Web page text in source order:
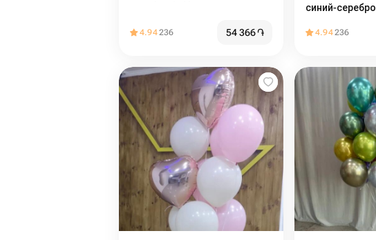
4.94236 54 366֏
синий-серебро
4.94236